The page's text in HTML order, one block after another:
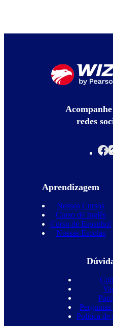
Acompanhe
redes
Aprendizagem
Nossos Cursos
Curso de Inglês
Curso de Espanhol
Nossas Escolas
Política de